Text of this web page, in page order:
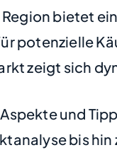
bietet
potenzielle
zeigt sich
und
bis